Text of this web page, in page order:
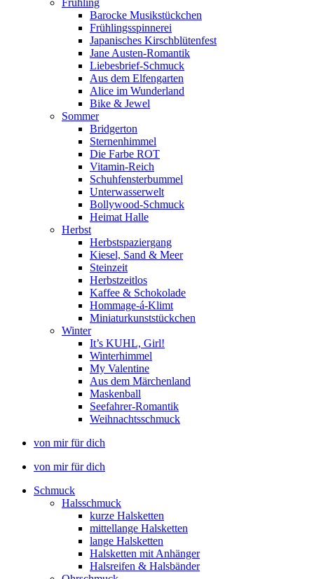
Frühling
Barocke Musikstückchen
Frühlingsspinnerei
Japanisches Kirschblütenfest
Jane Austen-Romantik
Liebesbrief-Schmuck
Aus dem Elfengarten
Alice im Wunderland
Bike & Jewel
Sommer
Bridgerton
Sternenhimmel
Die Farbe ROT
Vitamin-Reich
Schuhfensterbummel
Unterwasserwelt
Bollywood-Schmuck
Heimat Halle
Herbst
Herbstspaziergang
Kiesel, Sand & Meer
Steinzeit
Herbstzeitlos
Kaffee & Schokolade
Hommage-á-Klimt
Miniaturkunststückchen
Winter
It’s KUHL, Girl!
Winterhimmel
My Valentine
Aus dem Märchenland
Maskenball
Seefahrer-Romantik
Weihnachtsschmuck
von mir für dich
von mir für dich
Schmuck
Halsschmuck
kurze Halsketten
mittellange Halsketten
lange Halsketten
Halsketten mit Anhänger
Halsreifen & Halsbänder